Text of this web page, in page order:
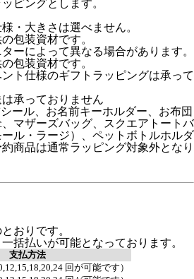
ピングとします。
・大きさは選べません。
包装資材です。
ーによって異なる場合があります。
包装資材です。
ト仕様のギフトラッピングは承って
承っておりません
ール、お名前キーホルダー、お布団
マザーズバッグ、スクエアトートバ
ル・ラージ）、ペットボトルホルダ
商品は通常ラッピング対象外となり
おりです。
括払いが可能となっております。
支払方法
回が可能です）